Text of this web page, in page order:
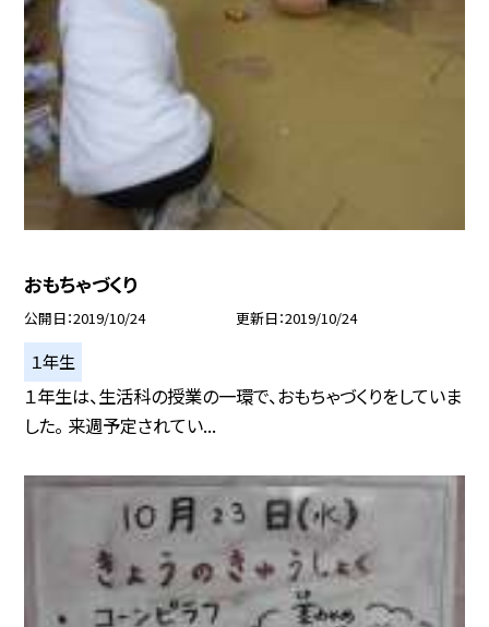
おもちゃづくり
公開日 2019/10/24 更新日 2019/10/24
１年生
１年生は、生活科の授業の一環で、おもちゃづくりをしていま
した。 来週予定されてい...